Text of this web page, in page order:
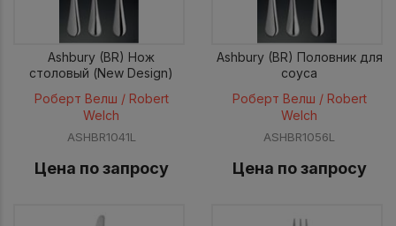
Ashbury (BR) Нож
столовый (New Design)
Роберт Велш / Robert
Welch
ASHBR1041L
Цена по запросу
Ashbury (BR) Половник для
соуса
Роберт Велш / Robert
Welch
ASHBR1056L
Цена по запросу